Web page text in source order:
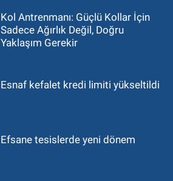
Kol Antrenmanı: Güçlü Kollar İçin
Sadece Ağırlık Değil, Doğru
Yaklaşım Gerekir
Esnaf kefalet kredi limiti yükseltildi
Efsane tesislerde yeni dönem